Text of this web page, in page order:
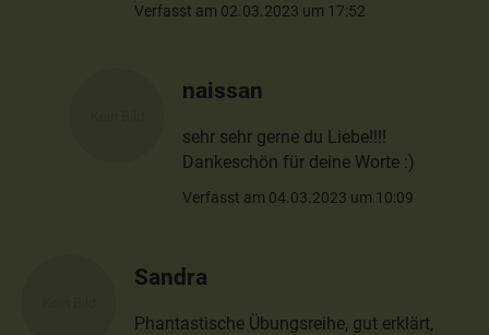
Verfasst am 02.03.2023 um 17:52
naissan
sehr sehr gerne du Liebe!!!!
Dankeschön für deine Worte :)
Verfasst am 04.03.2023 um 10:09
Sandra
Phantastische Übungsreihe, gut erklärt,